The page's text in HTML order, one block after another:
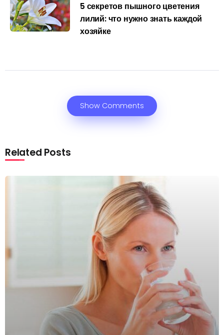
5 секретов пышного цветения
лилий: что нужно знать каждой
хозяйке
Show Comments
Related Posts